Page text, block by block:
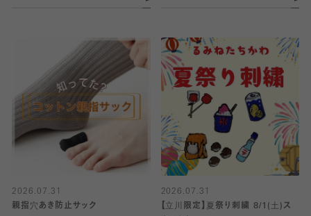
2026.07.31
親指穴あき防止サック
2026.07.31
【立川限定】夏祭り刺繍 8/1(土)ス